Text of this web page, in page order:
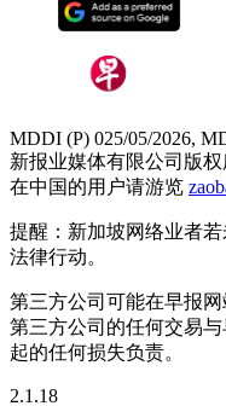
MDDI (P) 025/05/2026,
新报业媒体有限公司版权
在中国的用户请游览
提醒：新加坡网络业者
法律行动。
第三方公司可能在早报
第三方公司的任何交易
起的任何损失负责。
2.1.18